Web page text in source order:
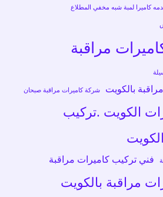
كاميرا لمبة شبه مخفي المطلاع
مراقبة
بالكويت شركة كاميرات مراقبة صبحان
الكويت .تركيب
فني تركيب كاميرات مراقبة
مراقبة بالكويت